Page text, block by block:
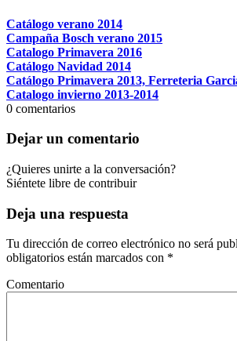
Catálogo verano 2014
Campaña Bosch verano 2015
Catalogo Primavera 2016
Catálogo Navidad 2014
Catálogo Primavera 2013, Ferreteria
Catalogo invierno 2013-2014
0 comentarios
Dejar un comentario
¿Quieres unirte a la conversación?
Siéntete libre de contribuir
Deja una respuesta
Tu dirección de correo electrónico no será
obligatorios están marcados con *
Comentario